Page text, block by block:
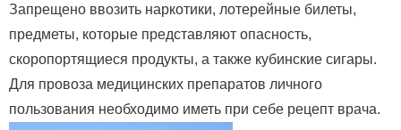
Запрещено ввозить наркотики, лотерейные билеты,
предметы, которые представляют опасность,
скоропортящиеся продукты, а также кубинские сигары.
Для провоза медицинских препаратов личного
пользования необходимо иметь при себе рецепт врача.